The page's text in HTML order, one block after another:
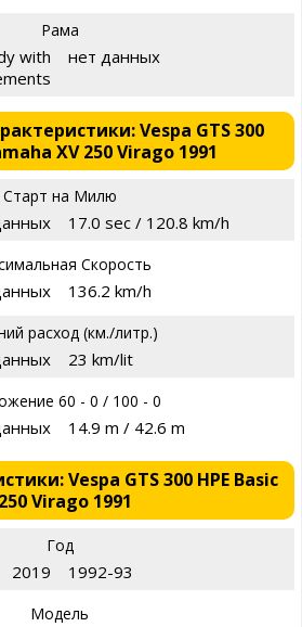
Рама
with
нет данных
Vespa GTS 300
XV 250 Virago 1991
Старт на Милю
17.0 sec / 120.8 km/h
Скорость
136.2 km/h
расход (км./литр.)
23 km/lit
60 - 0 / 100 - 0
14.9 m / 42.6 m
Vespa GTS 300 HPE Basic
Virago 1991
Год
2019 1992-93
Модель